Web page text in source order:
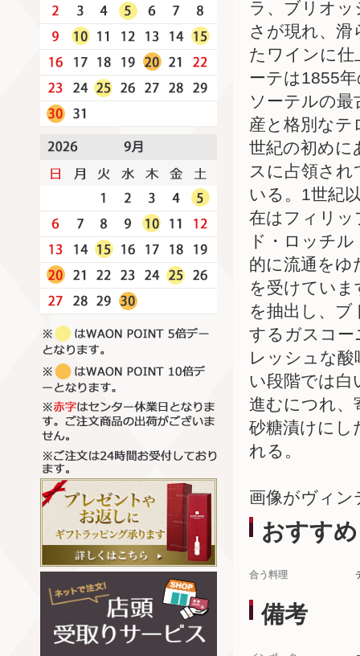
ラ、ブリオ
さが現れ、
たワインに
ーテは1855
ソーテルの
産と格別な
世紀の初めに
スに占領さ
いる。1世紀
在はフィリッ
ド・ロッチ
的に流通をゆ
を受けていま
を抽出し、ブ
するガスコー
レッシュな
い段階では白
進むにつれ、
砂糖漬けにし
れる。
画像がヴィン
おすすめ
合う料理
備考